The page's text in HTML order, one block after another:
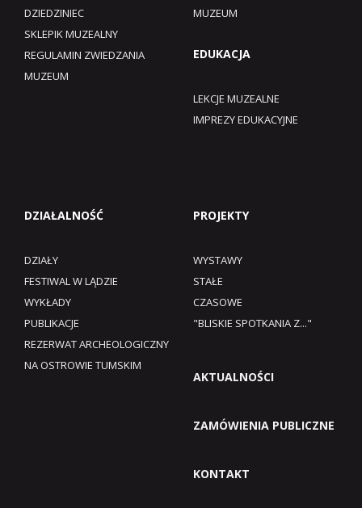
DZIEDZINIEC
SKLEPIK MUZEALNY
REGULAMIN ZWIEDZANIA
MUZEUM​
MUZEUM
EDUKACJA
LEKCJE MUZEALNE
IMPREZY EDUKACYJNE
DZIAŁALNOŚĆ
DZIAŁY
FESTIWAL W LĄDZIE
WYKŁADY
PUBLIKACJE
REZERWAT ARCHEOLOGICZNY
NA OSTROWIE TUMSKIM
PROJEKTY
WYSTAWY
STAŁE
CZASOWE
"BLISKIE SPOTKANIA Z..."
AKTUALNOŚCI
ZAMÓWIENIA PUBLICZNE
KONTAKT